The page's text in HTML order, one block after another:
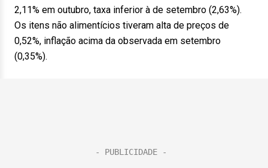
2,11% em outubro, taxa inferior à de setembro (2,63%).
Os itens não alimentícios tiveram alta de preços de
0,52%, inflação acima da observada em setembro
(0,35%).